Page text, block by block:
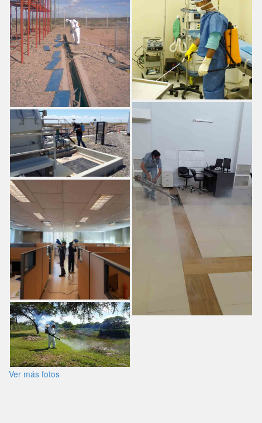
Ver más fotos